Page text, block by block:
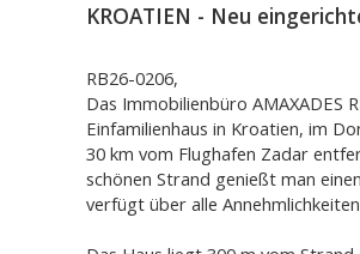
KROATIEN - Neu
RB26-0206,
Das Immobilienbüro
Einfamilienhaus in Kroatien, im
30 km vom Flughafen Zadar
schönen Strand genießt man
verfügt über alle